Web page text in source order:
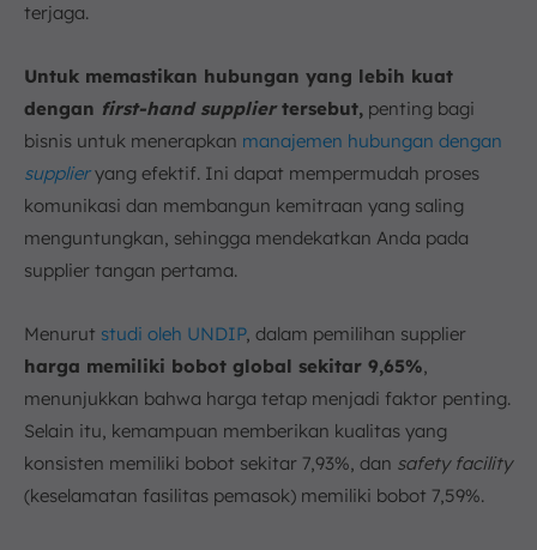
terjaga.
Untuk memastikan hubungan yang lebih kuat
dengan first-hand suppliertersebut, penting bagi
bisnis untuk menerapkan manajemen hubungan dengan
supplieryang efektif. Ini dapat mempermudah proses
komunikasi dan membangun kemitraan yang saling
menguntungkan, sehingga mendekatkan Anda pada
supplier tangan pertama.
Menurut studi oleh UNDIP, dalam pemilihan supplier
harga memiliki bobot global sekitar 9,65%,
menunjukkan bahwa harga tetap menjadi faktor penting.
Selain itu, kemampuan memberikan kualitas yang
konsisten memiliki bobot sekitar 7,93%, dan safety facility
(keselamatan fasilitas pemasok) memiliki bobot 7,59%.